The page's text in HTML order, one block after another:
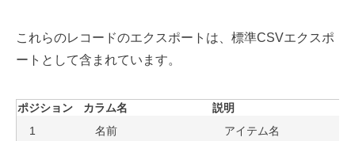
これらのレコードのエクスポートは、標準CSVエクスポ
ートとして含まれています。
ポジション カラム名
説明
1
名前 アイテム名